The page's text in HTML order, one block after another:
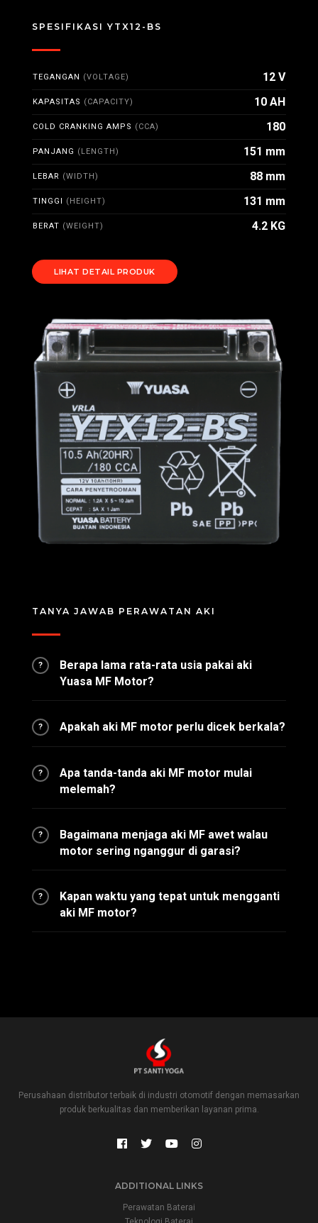
SPESIFIKASI YTX12-BS
TEGANGAN (VOLTAGE) 12 V
KAPASITAS (CAPACITY) 10 AH
COLD CRANKING AMPS (CCA) 180
PANJANG (LENGTH) 151 mm
LEBAR (WIDTH) 88 mm
TINGGI (HEIGHT) 131 mm
BERAT (WEIGHT) 4.2 KG
LIHAT DETAIL PRODUK
TANYA JAWAB PERAWATAN AKI
?
Berapa lama rata-rata usia pakai aki
Yuasa MF Motor?
? Apakah aki MF motor perlu dicek berkala?
?
Apa tanda-tanda aki MF motor mulai
melemah?
?
Bagaimana menjaga aki MF awet walau
motor sering nganggur di garasi?
?
Kapan waktu yang tepat untuk mengganti
aki MF motor?
Perusahaan distributor terbaik di industri otomotif dengan memasarkan
produk berkualitas dan memberikan layanan prima.
ADDITIONAL LINKS
Perawatan Baterai